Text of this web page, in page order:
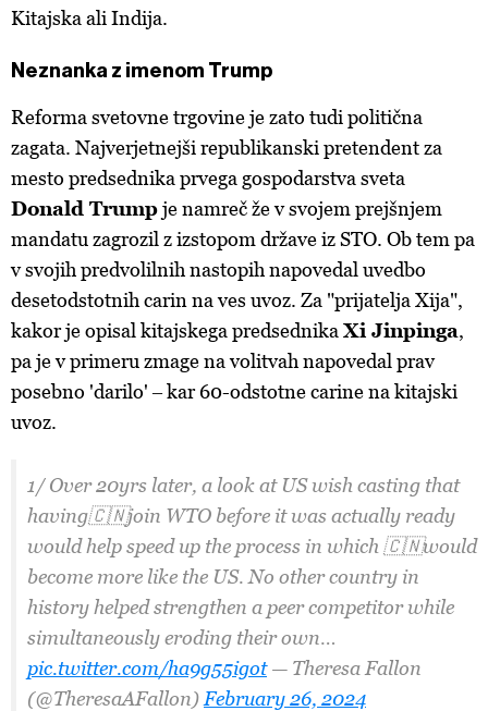
Kitajska ali Indija.
Neznanka z imenom Trump
Reforma svetovne trgovine je zato tudi politična
zagata. Najverjetnejši republikanski pretendent za
mesto predsednika prvega gospodarstva sveta
Donald Trumpje namreč že v svojem prejšnjem
mandatu zagrozil z izstopom države iz STO. Ob tem pa
v svojih predvolilnih nastopih napovedal uvedbo
desetodstotnih carin na ves uvoz. Za "prijatelja Xija",
kakor je opisal kitajskega predsednika Xi Jinpinga,
pa je v primeru zmage na volitvah napovedal prav
posebno 'darilo' ‒ kar 60-odstotne carine na kitajski
uvoz.
1/ Over 20yrs later, a look at US wish casting that
having🇨🇳join WTO before it was actually ready
would help speed up the process in which 🇨🇳would
become more like the US. No other country in
history helped strengthen a peer competitor while
simultaneously eroding their own…
pic.twitter.com/ha9g55igot— Theresa Fallon
(@TheresaAFallon) February 26, 2024